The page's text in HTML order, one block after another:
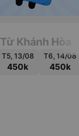
Từ Khánh Hòa
T5, 13/08
450k
T6, 14/08
450k